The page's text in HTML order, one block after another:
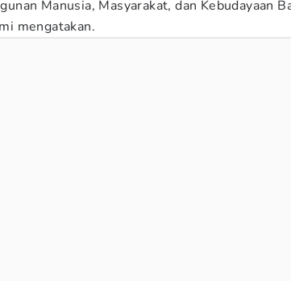
Manusia, Masyarakat, dan Kebudayaan
mengatakan.